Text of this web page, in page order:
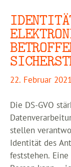
22. Februar 2021
Die DS-GVO
stellen
Identität des
feststehen.